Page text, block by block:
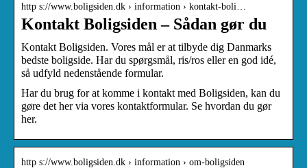
http s://www.boligsiden.dk › information › kontakt-boli…
Kontakt Boligsiden – Sådan gør du
Kontakt Boligsiden. Vores mål er at tilbyde dig Danmarks
bedste boligside. Har du spørgsmål, ris/ros eller en god idé,
så udfyld nedenstående formular.
Har du brug for at komme i kontakt med Boligsiden, kan du
gøre det her via vores kontaktformular. Se hvordan du gør
her.
http s://www.boligsiden.dk › information › om-boligsiden